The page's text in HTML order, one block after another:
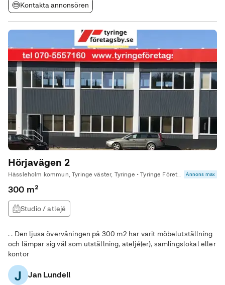
Kontakta annonsören
Hörjavägen 2
Hässleholm kommun, Tyringe väster, Tyringe • Tyringe Företagsby Annons max
300 m²
Studio / atlejé
. . Den ljusa övervåningen på 300 m2 har varit möbelutställning
och lämpar sig väl som utställning, ateljé(er), samlingslokal eller
kontor
J Jan Lundell